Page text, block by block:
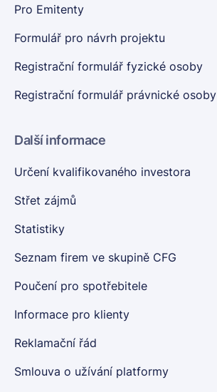
Pro Emitenty
Formulář pro návrh projektu
Registrační formulář fyzické osoby
Registrační formulář právnické osoby
Další informace
Určení kvalifikovaného investora
Střet zájmů
Statistiky
Seznam firem ve skupině CFG
Poučení pro spotřebitele
Informace pro klienty
Reklamační řád
Smlouva o užívání platformy